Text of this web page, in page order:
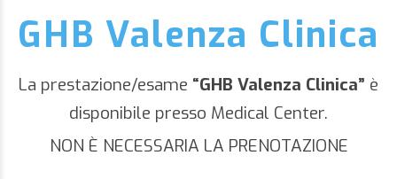
GHB Valenza Clinica
La prestazione/esame “GHB Valenza Clinica” è
disponibile presso Medical Center.
NON È NECESSARIA LA PRENOTAZIONE